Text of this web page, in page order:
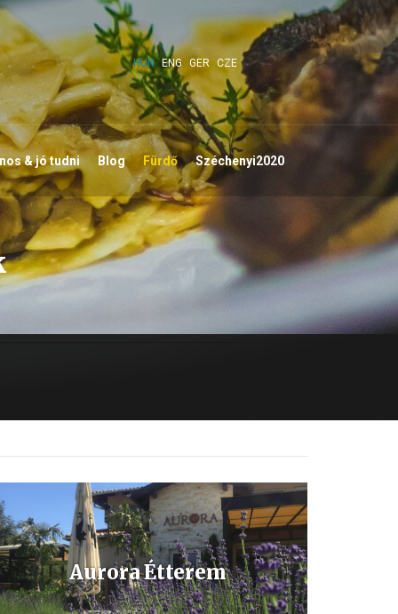
HUN ENG GER CZE
& jó tudni Blog Fürdő Széchenyi2020
Aurora Étterem